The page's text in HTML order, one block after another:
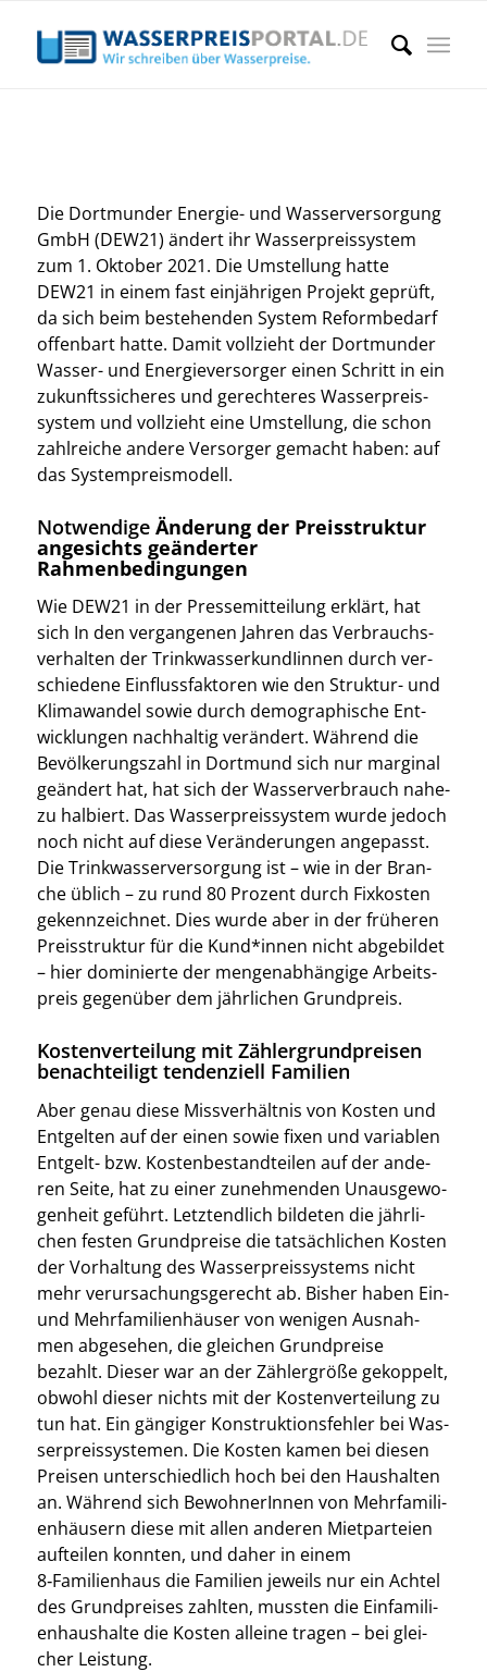
Die Dort­mun­der Ener­gie- und Was­ser­ver­sor­gung
GmbH (DEW21) ändert ihr Was­ser­preis­sys­tem
zum 1. Okto­ber 2021. Die Umstel­lung hat­te
DEW21 in einem fast ein­jäh­ri­gen Pro­jekt geprüft,
da sich beim bestehen­den Sys­tem Reform­be­darf
offen­bart hat­te. Damit voll­zieht der Dort­mun­der
Was­ser- und Ener­gie­ver­sor­ger einen Schritt in ein
zukunfts­si­che­res und gerech­te­res Was­ser­preis­
sys­tem und voll­zieht eine Umstel­lung, die schon
zahl­rei­che ande­re Ver­sor­ger gemacht haben: auf
das Sys­tem­preis­mo­dell.
Notwendige Änderung der Preisstruktur
angesichts geänderter
Rahmenbedingungen
Wie DEW21 in der Pres­se­mit­tei­lung erklärt, hat
sich In den ver­gan­ge­nen Jah­ren das Ver­brauchs­
ver­hal­ten der Trink­was­ser­kun­dI­in­nen durch ver­
schie­de­ne Ein­fluss­fak­to­ren wie den Struk­tur- und
Kli­ma­wan­del sowie durch demo­gra­phi­sche Ent­
wick­lun­gen nach­hal­tig ver­än­dert. Wäh­rend die
Bevöl­ke­rungs­zahl in Dort­mund sich nur mar­gi­nal
geän­dert hat, hat sich der Was­ser­ver­brauch nahe­
zu hal­biert. Das Was­ser­preis­sys­tem wur­de jedoch
noch nicht auf die­se Ver­än­de­run­gen ange­passt.
Die Trink­was­ser­ver­sor­gung ist – wie in der Bran­
che üblich – zu rund 80 Pro­zent durch Fix­kos­ten
gekenn­zeich­net. Dies wur­de aber in der frü­he­ren
Preis­struk­tur für die Kund*innen nicht abge­bil­det
– hier domi­nier­te der men­gen­ab­hän­gi­ge Arbeits­
preis gegen­über dem jähr­li­chen Grund­preis.
Kostenverteilung mit Zählergrundpreisen
benachteiligt tendenziell Familien
Aber genau die­se Miss­ver­hält­nis von Kos­ten und
Ent­gel­ten auf der einen sowie fixen und varia­blen
Ent­gelt- bzw. Kos­ten­be­stand­tei­len auf der ande­
ren Sei­te, hat zu einer zuneh­men­den Unaus­ge­wo­
gen­heit geführt. Letzt­end­lich bil­de­ten die jähr­li­
chen fes­ten Grund­prei­se die tat­säch­li­chen Kos­ten
der Vor­hal­tung des Was­ser­preis­sys­tems nicht
mehr ver­ur­sa­chungs­ge­recht ab. Bis­her haben Ein-
und Mehr­fa­mi­li­en­häu­ser von weni­gen Aus­nah­
men abge­se­hen, die glei­chen Grund­prei­se
bezahlt. Die­ser war an der Zäh­ler­grö­ße gekop­pelt,
obwohl die­ser nichts mit der Kos­ten­ver­tei­lung zu
tun hat. Ein gän­gi­ger Kon­struk­ti­ons­feh­ler bei Was­
ser­preis­sys­te­men. Die Kos­ten kamen bei die­sen
Prei­sen unter­schied­lich hoch bei den Haus­hal­ten
an. Wäh­rend sich Bewoh­ne­rIn­nen von Mehr­fa­mi­li­
en­häu­sern die­se mit allen ande­ren Miet­par­tei­en
auf­tei­len konn­ten, und daher in einem
8‑Familienhaus die Fami­li­en jeweils nur ein Ach­tel
des Grund­prei­ses zahl­ten, muss­ten die Ein­fa­mi­li­
en­haus­hal­te die Kos­ten allei­ne tra­gen – bei glei­
cher Leis­tung.